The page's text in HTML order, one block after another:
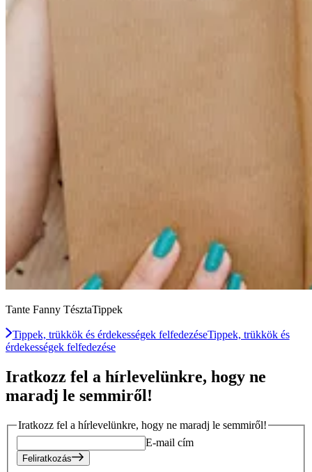
Tante Fanny TésztaTippek
Tippek, trükkök és érdekességek felfedezéseTippek, trükkök és
érdekességek felfedezése
Iratkozz fel a hírlevelünkre, hogy ne
maradj le semmiről!
Iratkozz fel a hírlevelünkre, hogy ne maradj le semmiről!
E-mail cím
Feliratkozás